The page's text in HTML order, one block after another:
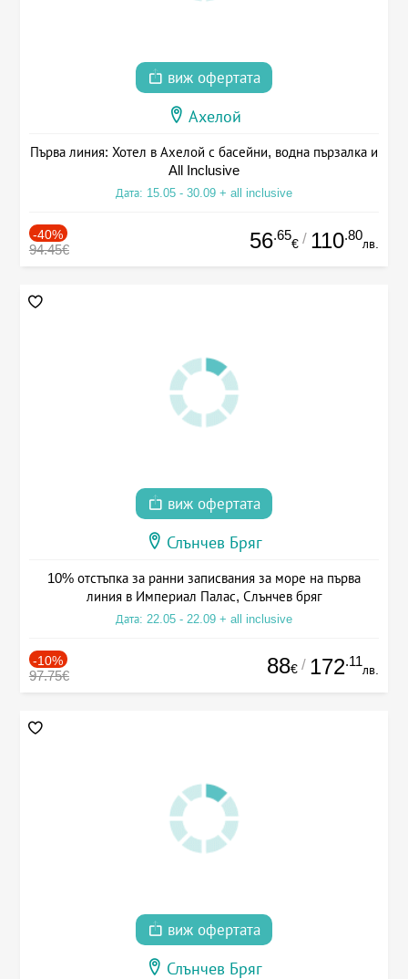
виж офертата
Ахелой
Първа линия: Хотел в Ахелой с басейни, водна пързалка и
All Inclusive
Дата: 15.05 - 30.09 + all inclusive
-40%
94.45€ 56.65
€ / 110.80
лв.
виж офертата
Слънчев Бряг
10% отстъпка за ранни записвания за море на първа
линия в Империал Палас, Слънчев бряг
Дата: 22.05 - 22.09 + all inclusive
-10%
97.75€ 88€ / 172.11
лв.
виж офертата
Слънчев Бряг